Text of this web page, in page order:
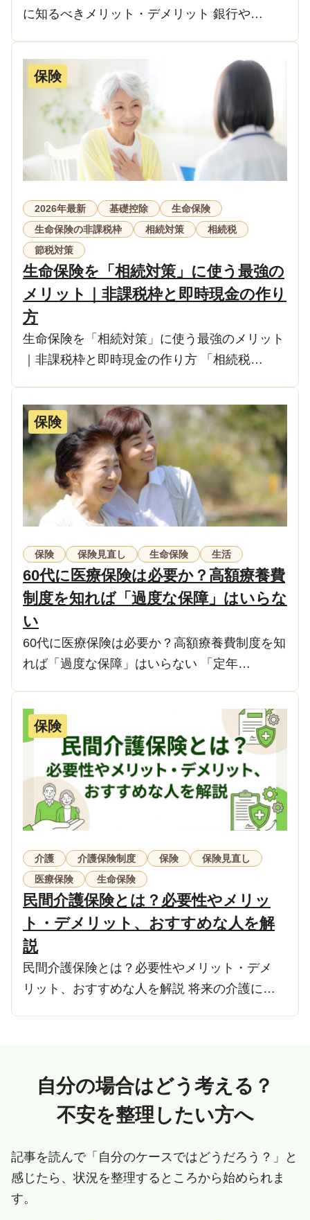
に知るべきメリット・デメリット 銀行や…
保険
2026年最新 基礎控除
生命保険
生命保険の非課税枠
相続対策
相続税
節税対策
生命保険を「相続対策」に使う最強の
メリット｜非課税枠と即時現金の作り
方
生命保険を「相続対策」に使う最強のメリット
｜非課税枠と即時現金の作り方 「相続税…
保険
保険 保険見直し 生命保険 生活
60代に医療保険は必要か？高額療養費
制度を知れば「過度な保障」はいらな
い
60代に医療保険は必要か？高額療養費制度を知
れば「過度な保障」はいらない 「定年…
保険
介護 介護保険制度 保険
保険見直し
医療保険
生命保険
民間介護保険とは？必要性やメリッ
ト・デメリット、おすすめな人を解
説
民間介護保険とは？必要性やメリット・デメ
リット、おすすめな人を解説 将来の介護に…
自分の場合はどう考える？
不安を整理したい方へ
記事を読んで「自分のケースではどうだろう？」と
感じたら、状況を整理するところから始められま
す。